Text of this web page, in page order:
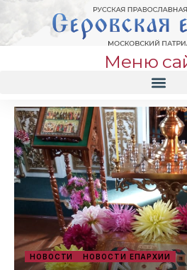
Меню
НОВОСТИ НОВОСТИ ЕПАРХИИ